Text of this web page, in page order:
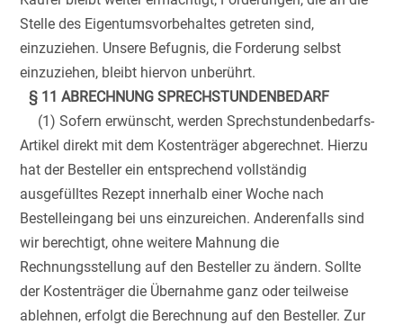
Stelle des Eigentumsvorbehaltes getreten sind,
einzuziehen. Unsere Befugnis, die Forderung selbst
einzuziehen, bleibt hiervon unberührt.
§ 11 ABRECHNUNG SPRECHSTUNDENBEDARF
(1) Sofern erwünscht, werden Sprechstundenbedarfs-
Artikel direkt mit dem Kostenträger abgerechnet. Hierzu
hat der Besteller ein entsprechend vollständig
ausgefülltes Rezept innerhalb einer Woche nach
Bestelleingang bei uns einzureichen. Anderenfalls sind
wir berechtigt, ohne weitere Mahnung die
Rechnungsstellung auf den Besteller zu ändern. Sollte
der Kostenträger die Übernahme ganz oder teilweise
ablehnen, erfolgt die Berechnung auf den Besteller. Zur